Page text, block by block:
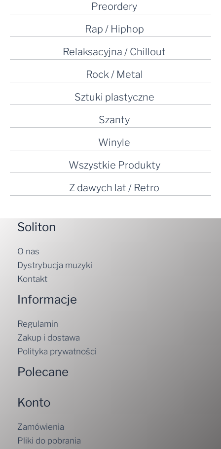
Preordery
Rap / Hiphop
Relaksacyjna / Chillout
Rock / Metal
Sztuki plastyczne
Szanty
Winyle
Wszystkie Produkty
Z dawych lat / Retro
Soliton
O nas
Dystrybucja muzyki
Kontakt
Informacje
Regulamin
Zakup i dostawa
Polityka prywatności
Polecane
Konto
Zamówienia
Pliki do pobrania